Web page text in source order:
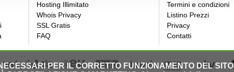
Hosting Illimitato
Whois Privacy
SSL Gratis
FAQ
Termini e condizioni
Listino Prezzi
Privacy
Contatti
PER IL CORRETTO FUNZIONAMENTO DEL SITO